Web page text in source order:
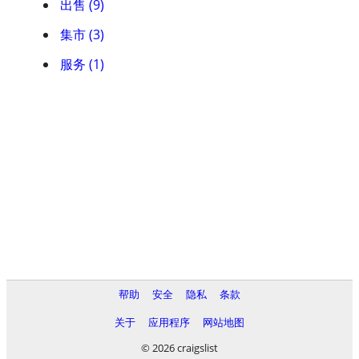
出售 (9)
集市 (3)
服务 (1)
帮助 安全 隐私
条款
关于
应用程序
网站地图
© 2026 craigslist